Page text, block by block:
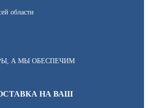
области
А МЫ ОБЕСПЕЧИМ
НА ВАШ